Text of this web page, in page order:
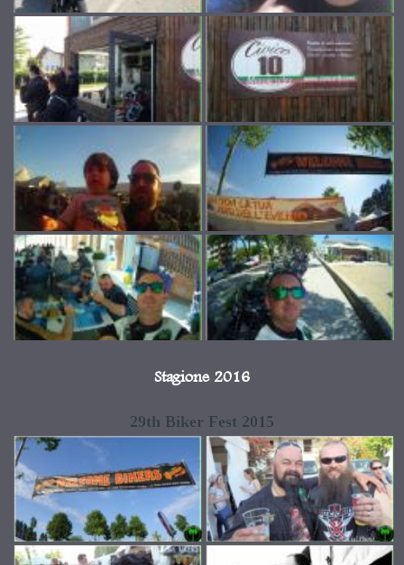
Stagione 2016
29th Biker Fest 2015